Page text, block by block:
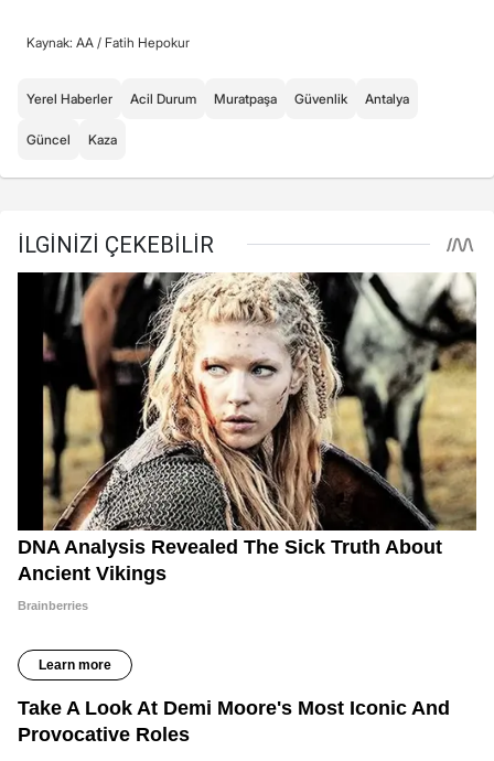
Kaynak: AA / Fatih Hepokur
Yerel Haberler Acil Durum Muratpaşa Güvenlik Antalya
Güncel Kaza